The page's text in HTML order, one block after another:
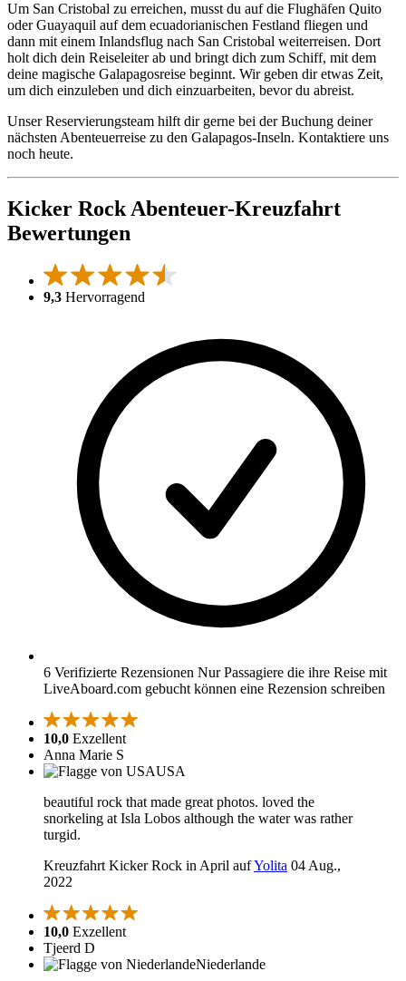
Um San Cristobal zu erreichen, musst du auf die Flughäfen Quito
oder Guayaquil auf dem ecuadorianischen Festland fliegen und
dann mit einem Inlandsflug nach San Cristobal weiterreisen. Dort
holt dich dein Reiseleiter ab und bringt dich zum Schiff, mit dem
deine magische Galapagosreise beginnt. Wir geben dir etwas Zeit,
um dich einzuleben und dich einzuarbeiten, bevor du abreist.
Unser Reservierungsteam hilft dir gerne bei der Buchung deiner
nächsten Abenteuerreise zu den Galapagos-Inseln. Kontaktiere uns
noch heute.
Kicker Rock Abenteuer-Kreuzfahrt
Bewertungen
9,3 Hervorragend
6 Verifizierte Rezensionen Nur Passagiere die ihre Reise mit
LiveAboard.com gebucht können eine Rezension schreiben
10,0 Exzellent
Anna Marie S
USA
beautiful rock that made great photos. loved the
snorkeling at Isla Lobos although the water was rather
turgid.
Kreuzfahrt Kicker Rock in April aufYolita 04 Aug.,
2022
10,0 Exzellent
Tjeerd D
Niederlande